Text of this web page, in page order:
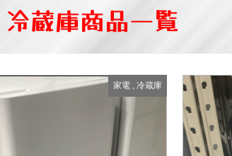
冷蔵庫商品一覧
家電, 冷蔵庫